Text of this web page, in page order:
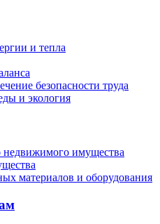
и тепла
безопасности труда
и экология
имущества
материалов и оборудования